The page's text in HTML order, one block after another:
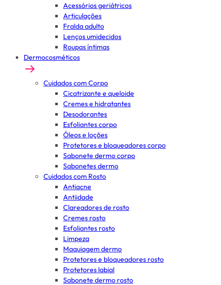
Acessórios geriátricos
Articulações
Fralda adulto
Lenços umidecidos
Roupas íntimas
Dermocosméticos
Cuidados com Corpo
Cicatrizante e queloide
Cremes e hidratantes
Desodorantes
Esfoliantes corpo
Óleos e loções
Protetores e bloqueadores corpo
Sabonete dermo corpo
Sabonetes dermo
Cuidados com Rosto
Antiacne
Antiidade
Clareadores de rosto
Cremes rosto
Esfoliantes rosto
Limpeza
Maquiagem dermo
Protetores e bloqueadores rosto
Protetores labial
Sabonete dermo rosto